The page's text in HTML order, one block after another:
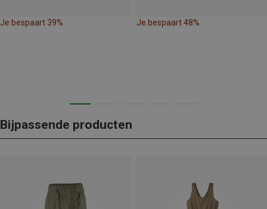
Je bespaart 39% Je bespaart 48%
Bijpassende producten